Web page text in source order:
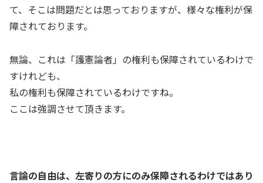
て、そこは問題だとは思っておりますが、様々な権利が保
障されております。
無論、これは「護憲論者」の権利も保障されているわけで
すけれども、
私の権利も保障されているわけですね。
ここは強調させて頂きます。
言論の自由は、左寄りの方にのみ保障されるわけではあり